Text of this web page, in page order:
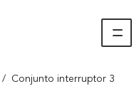
/
Conjunto interruptor 3